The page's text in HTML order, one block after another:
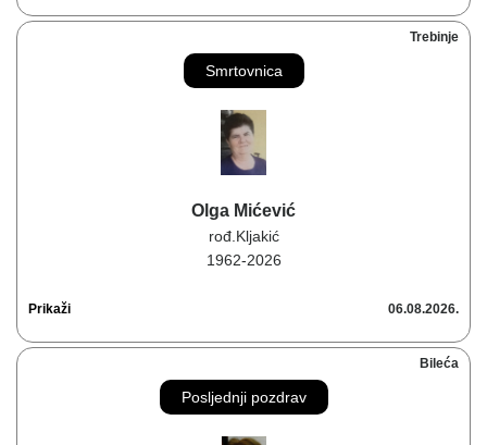
Trebinje
Smrtovnica
Olga Mićević
rođ.Kljakić
1962-2026
Prikaži 06.08.2026.
Bileća
Posljednji pozdrav